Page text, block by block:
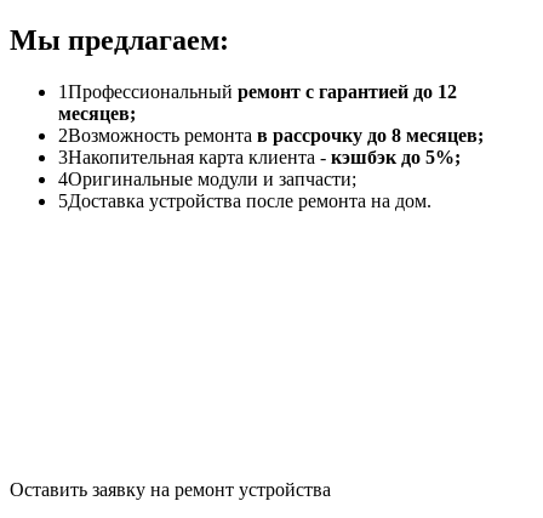
Мы предлагаем:
1Профессиональный ремонт с гарантией до 12
месяцев;
2Возможность ремонта в рассрочку до 8 месяцев;
3Накопительная карта клиента - кэшбэк до 5%;
4Оригинальные модули и запчасти;
5Доставка устройства после ремонта на дом.
Оставить заявку на ремонт устройства